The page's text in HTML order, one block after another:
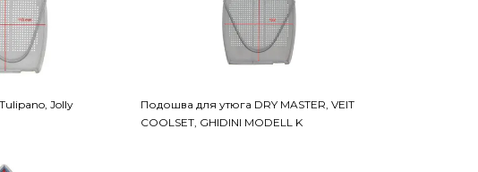
Jolly
Подошва для утюга DRY MASTER, VEIT
COOLSET, GHIDINI MODELL K